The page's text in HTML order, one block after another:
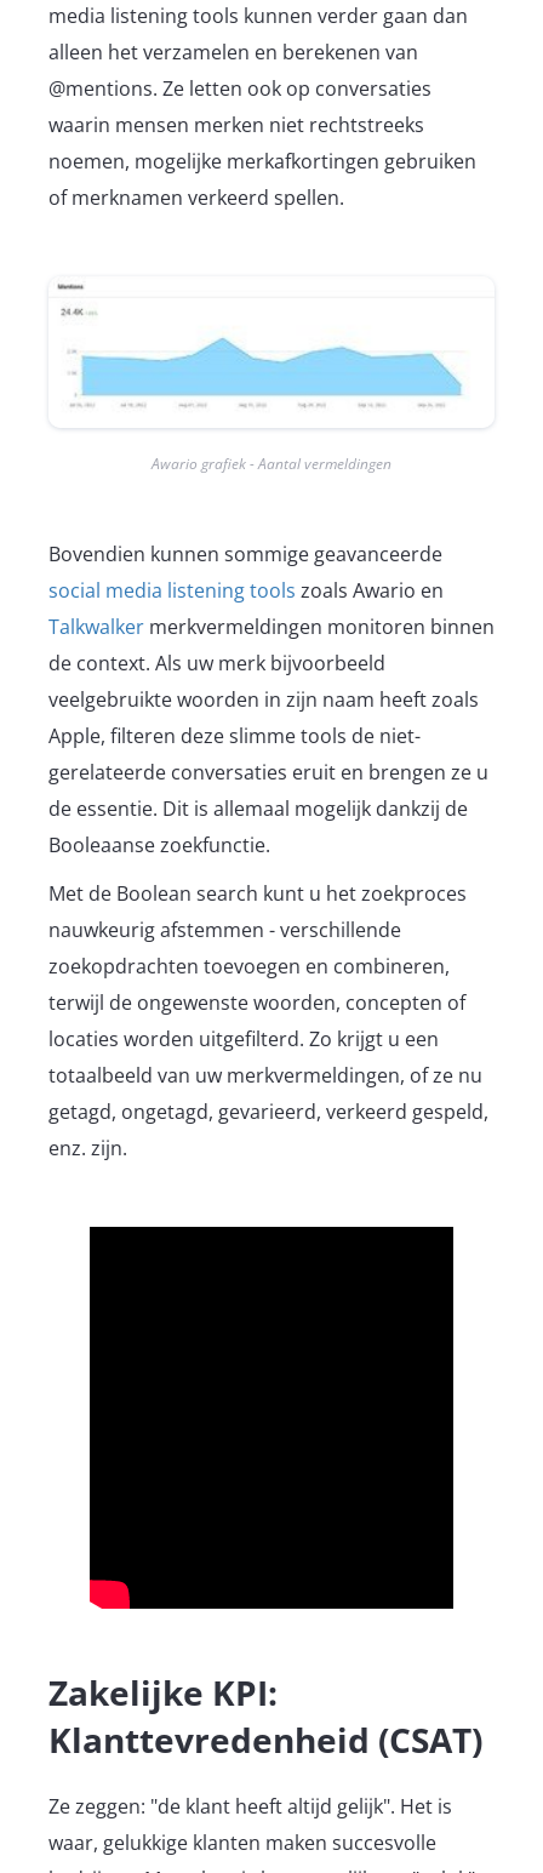
media listening tools kunnen verder gaan dan
alleen het verzamelen en berekenen van
@mentions. Ze letten ook op conversaties
waarin mensen merken niet rechtstreeks
noemen, mogelijke merkafkortingen gebruiken
of merknamen verkeerd spellen.
Awario grafiek - Aantal vermeldingen
Bovendien kunnen sommige geavanceerde
social media listening tools zoals Awario en
Talkwalker merkvermeldingen monitoren binnen
de context. Als uw merk bijvoorbeeld
veelgebruikte woorden in zijn naam heeft zoals
Apple, filteren deze slimme tools de niet-
gerelateerde conversaties eruit en brengen ze u
de essentie. Dit is allemaal mogelijk dankzij de
Booleaanse zoekfunctie.
Met de Boolean search kunt u het zoekproces
nauwkeurig afstemmen - verschillende
zoekopdrachten toevoegen en combineren,
terwijl de ongewenste woorden, concepten of
locaties worden uitgefilterd. Zo krijgt u een
totaalbeeld van uw merkvermeldingen, of ze nu
getagd, ongetagd, gevarieerd, verkeerd gespeld,
enz. zijn.
Zakelijke KPI:
Klanttevredenheid (CSAT)
Ze zeggen: "de klant heeft altijd gelijk". Het is
waar, gelukkige klanten maken succesvolle